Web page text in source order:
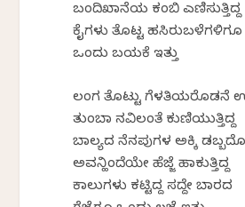
ಬಂದಿಖಾನೆಯ ಕಂಬಿ ಎಣಿಸುತ್ತಿದ್ದ
ಕೈಗಳು ತೊಟ್ಟ ಹಸಿರುಬಳೆಗಳಿಗೂ
ಒಂದು ಬಯಕೆ ಇತ್ತು
ಲಂಗ ತೊಟ್ಟು ಗೆಳತಿಯರೊಡನೆ
ತುಂಬಾ ನವಿಲಂತೆ ಕುಣಿಯುತ್ತಿದ್ದ
ಬಾಲ್ಯದ ನೆನಪುಗಳ ಅಕ್ಕಿ
ಅವನ್ಹಿಂದೆಯೇ ಹೆಜ್ಜೆ ಹಾಕುತ್ತಿದ್ದ
ಕಾಲುಗಳು ಕಟ್ಟಿದ್ದ ಸದ್ದೇ ಬಾರದ